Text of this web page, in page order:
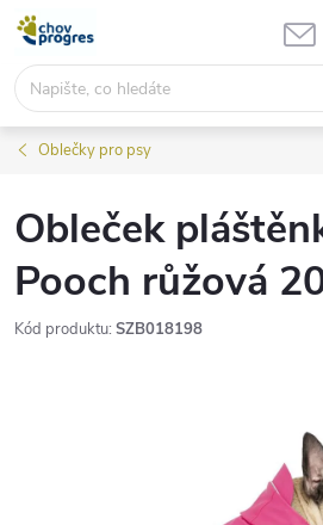
Přejít
obsah
Oblečky pro psy
Obleček
Pooch růžová
Kód produktu: SZB018198